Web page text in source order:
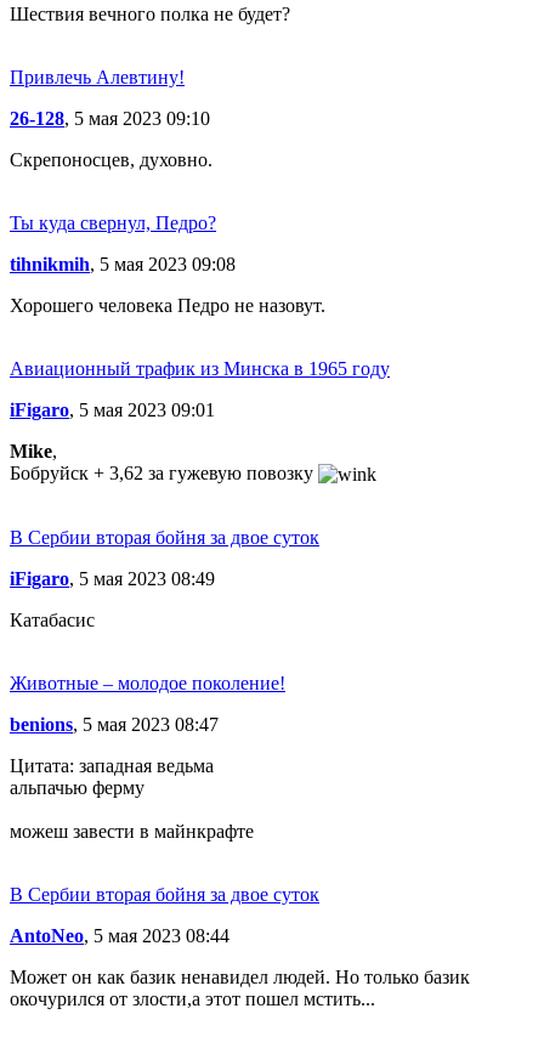
Шествия вечного полка не будет?
Привлечь Алевтину!
26-128, 5 мая 2023 09:10
Скрепоносцев, духовно.
Ты куда свернул, Педро?
tihnikmih, 5 мая 2023 09:08
Хорошего человека Педро не назовут.
Авиационный трафик из Минска в 1965 году
iFigaro, 5 мая 2023 09:01
Mike,
Бобруйск + 3,62 за гужевую повозку
В Сербии вторая бойня за двое суток
iFigaro, 5 мая 2023 08:49
Катабасис
Животные – молодое поколение!
benions, 5 мая 2023 08:47
Цитата: западная ведьма
альпачью ферму
можеш завести в майнкрафте
В Сербии вторая бойня за двое суток
AntoNeo, 5 мая 2023 08:44
Может он как базик ненавидел людей. Но только базик
окочурился от злости,а этот пошел мстить...